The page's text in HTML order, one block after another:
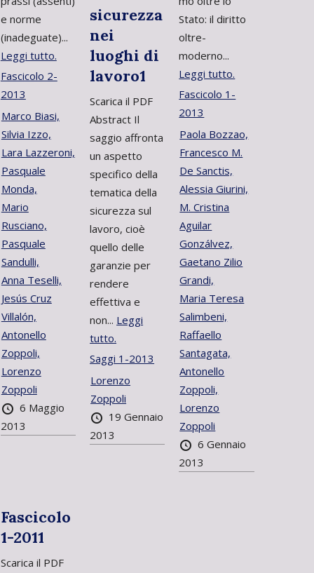
e norme
(inadeguate)...
Leggi tutto.
Fascicolo 2-
2013
Marco Biasi,
Silvia Izzo,
Lara Lazzeroni,
Pasquale
Monda,
Mario
Rusciano,
Pasquale
Sandulli,
Anna Teselli,
Jesús Cruz
Villalón,
Antonello
Zoppoli,
Lorenzo
Zoppoli
6 Maggio
2013
sicurezza
nei
luoghi di
lavoro1
Scarica il PDF
Abstract Il
saggio affronta
un aspetto
specifico della
tematica della
sicurezza sul
lavoro, cioè
quello delle
garanzie per
rendere
effettiva e
non... Leggi
tutto.
Saggi 1-2013
Lorenzo
Zoppoli
19 Gennaio
2013
Stato: il diritto
oltre-
moderno...
Leggi tutto.
Fascicolo 1-
2013
Paola Bozzao,
Francesco M.
De Sanctis,
Alessia Giurini,
M. Cristina
Aguilar
Gonzálvez,
Gaetano Zilio
Grandi,
Maria Teresa
Salimbeni,
Raffaello
Santagata,
Antonello
Zoppoli,
Lorenzo
Zoppoli
6 Gennaio
2013
Fascicolo
1-2011
Scarica il PDF